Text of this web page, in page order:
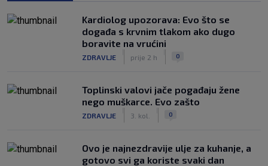
Kardiolog upozorava: Evo što se
događa s krvnim tlakom ako dugo
boravite na vrućini
ZDRAVLJE prije 2 h 0
Toplinski valovi jače pogađaju žene
nego muškarce. Evo zašto
ZDRAVLJE 3. kol. 0
Ovo je najnezdravije ulje za kuhanje, a
gotovo svi ga koriste svaki dan